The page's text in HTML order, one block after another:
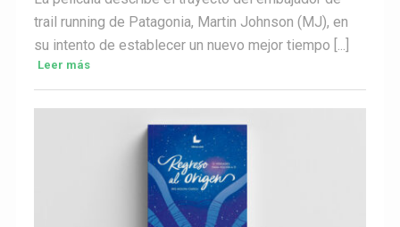
trail running de Patagonia, Martin Johnson (MJ), en
su intento de establecer un nuevo mejor tiempo [...]
Leer más